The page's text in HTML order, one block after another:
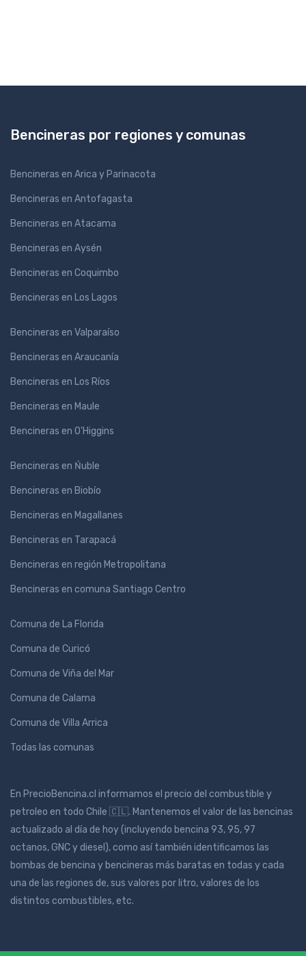
Bencineras por regiones y comunas
Bencineras en Arica y Parinacota
Bencineras en Antofagasta
Bencineras en Atacama
Bencineras en Aysén
Bencineras en Coquimbo
Bencineras en Los Lagos
Bencineras en Valparaíso
Bencineras en Araucanía
Bencineras en Los Ríos
Bencineras en Maule
Bencineras en O'Higgins
Bencineras en Ńuble
Bencineras en Biobío
Bencineras en Magallanes
Bencineras en Tarapacá
Bencineras en región Metropolitana
Bencineras en comuna Santiago Centro
Comuna de La Florida
Comuna de Curicó
Comuna de Viña del Mar
Comuna de Calama
Comuna de Villa Arrica
Todas las comunas
En PrecioBencina.cl informamos el precio del combustible y
petroleo en todo Chile 🇨🇱. Mantenemos el valor de las bencinas
actualizado al día de hoy (incluyendo bencina 93, 95, 97
octanos, GNC y diesel), como así también identificamos las
bombas de bencina y bencineras más baratas en todas y cada
una de las regiones de, sus valores por litro, valores de los
distintos combustibles, etc.